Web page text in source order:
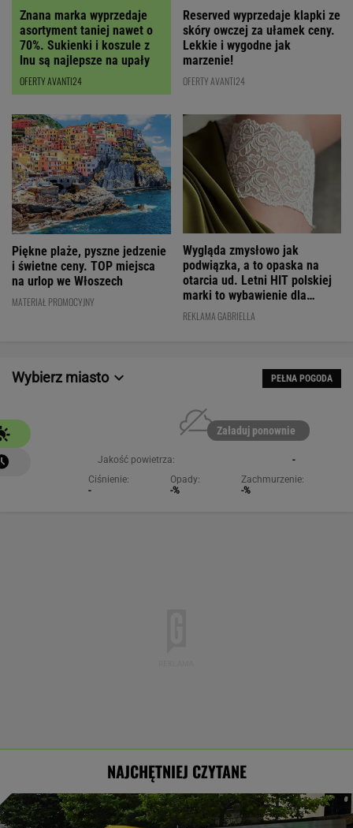
Znana marka wyprzedaje
asortyment taniej nawet o
70%. Sukienki i koszule z
lnu są najlepsze na upały
OFERTY AVANTI24
Reserved wyprzedaje klapki ze
skóry owczej za ułamek ceny.
Lekkie i wygodne jak
marzenie!
OFERTY AVANTI24
Piękne plaże, pyszne jedzenie
i świetne ceny. TOP miejsca
na urlop we Włoszech
MATERIAŁ PROMOCYJNY
Wygląda zmysłowo jak
podwiązka, a to opaska na
otarcia ud. Letni HIT polskiej
marki to wybawienie dla
kobiet!
REKLAMA GABRIELLA
Wybierz miasto PEŁNA POGODA
Załaduj ponownie
Jakość powietrza:
-
Ciśnienie:
-
Opady:
-%
Zachmurzenie:
-%
NAJCHĘTNIEJ CZYTANE